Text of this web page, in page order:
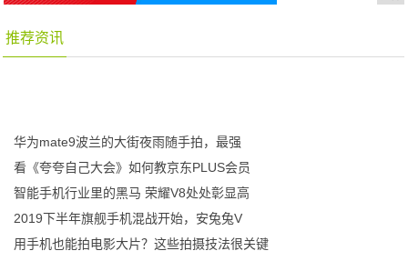
推荐资讯
华为mate9波兰的大街夜雨随手拍，最强
看《夸夸自己大会》如何教京东PLUS会员
智能手机行业里的黑马 荣耀V8处处彰显高
2019下半年旗舰手机混战开始，安兔兔V
用手机也能拍电影大片？这些拍摄技法很关键